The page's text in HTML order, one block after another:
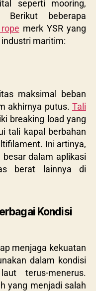
seperti mooring,
beberapa
merk YSR yang
maritim:
maksimal beban
akhirnya putus. Tali
breaking load yang
tali kapal berbahan
Ini artinya,
dalam aplikasi
berat lainnya di
Kondisi
menjaga kekuatan
dalam kondisi
terus-menerus.
yang menjadi salah